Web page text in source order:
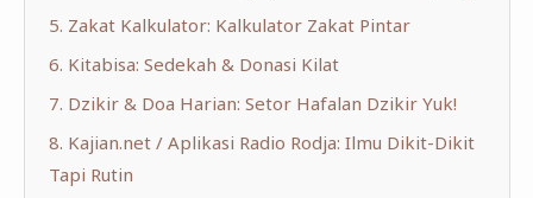
5. Zakat Kalkulator: Kalkulator Zakat Pintar
6. Kitabisa: Sedekah & Donasi Kilat
7. Dzikir & Doa Harian: Setor Hafalan Dzikir Yuk!
8. Kajian.net / Aplikasi Radio Rodja: Ilmu Dikit-Dikit
Tapi Rutin